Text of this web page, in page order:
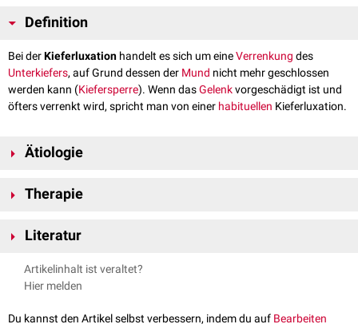
Definition
Bei derKieferluxation handelt es sich um eineVerrenkung des
Unterkiefers, auf Grund dessen der Mund nicht mehr geschlossen
werden kann (Kiefersperre). Wenn dasGelenkvorgeschädigt ist und
öfters verrenkt wird, spricht man von einer habituellen Kieferluxation.
Ätiologie
hervorgerufen werden. Dies kann bei starkem Gähnen oder bei dem Biss
sein. Durch die extreme Öffnung rutschen die
Kiefergelenks aus der
Therapie
behoben werden. Hierbei greift der Arzt von hinten mit beiden
Anschließend wird der Unterkiefer gerade ausgerichtet und in die
normale Position gebracht. Dadurch rutschen die Gelenkköpfchen
eine Schieneoder Verdrahtung ruhiggestellt werden.
Literatur
Prechel et al., Therapie der Kiefergelenkluxation
Artikelinhalt ist veraltet?
Hier melden
Du kannst den Artikel selbst verbessern, indem du auf Bearbeiten